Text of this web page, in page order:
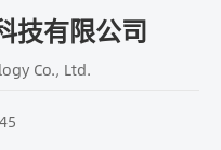
技有限公司
Co., Ltd.